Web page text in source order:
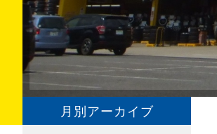
月別アーカイブ